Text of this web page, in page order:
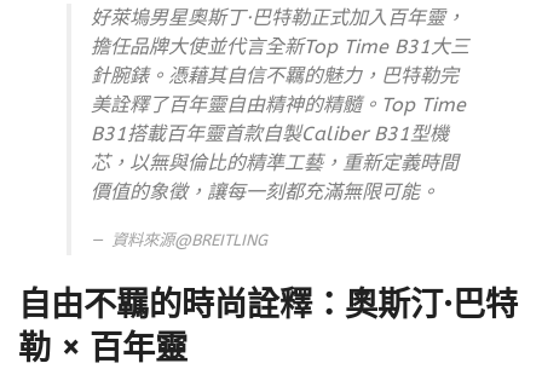
好萊塢男星奧斯丁·巴特勒正式加入百年靈，
擔任品牌大使並代言全新Top Time B31大三
針腕錶。憑藉其自信不羈的魅力，巴特勒完
美詮釋了百年靈自由精神的精髓。Top Time
B31搭載百年靈首款自製Caliber B31型機
芯，以無與倫比的精準工藝，重新定義時間
價值的象徵，讓每一刻都充滿無限可能。
資料來源@BREITLING
自由不羈的時尚詮釋：奧斯汀·巴特
勒 × 百年靈